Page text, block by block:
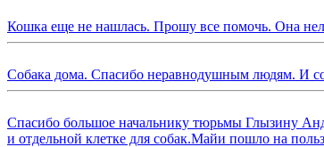
Кошка еще не нашлась. Прошу все помочь. Она
Собака дома. Спасибо неравнодушным людям. И
Спасибо большое начальнику тюрьмы Глызину
и отдельной клетке для собак.Майи пошло на